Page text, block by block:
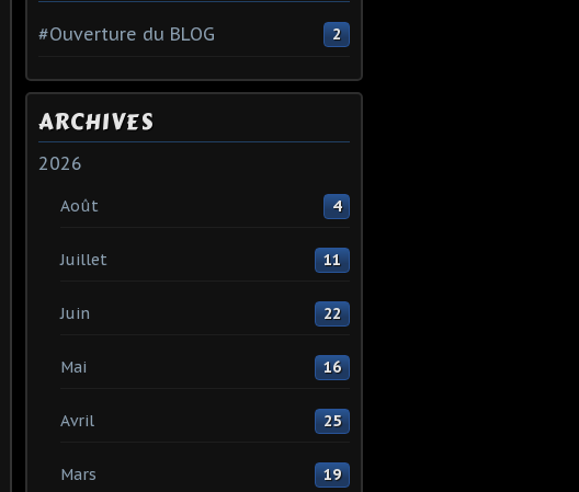
#Ouverture du BLOG 2
ARCHIVES
2026
Août 4
Juillet 11
Juin 22
Mai 16
Avril 25
Mars 19